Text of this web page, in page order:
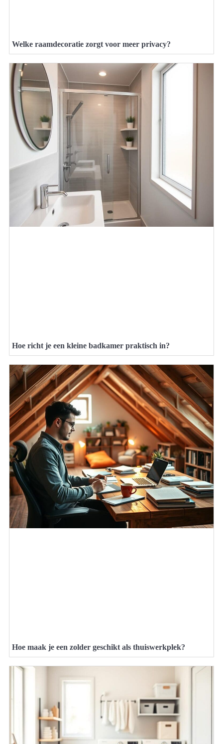
Welke raamdecoratie zorgt voor meer privacy?
Hoe richt je een kleine badkamer praktisch in?
Hoe maak je een zolder geschikt als thuiswerkplek?